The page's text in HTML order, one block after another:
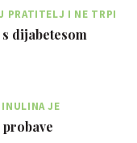
PRATITELJ I NE TRPI
dijabetesom
JE
U PROBAVI